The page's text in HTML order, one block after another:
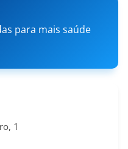
para mais saúde
1